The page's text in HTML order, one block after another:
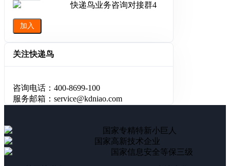
快递鸟业务咨询对接群4
加入
关注快递鸟
咨询电话：400-8699-100
服务邮箱：service@kdniao.com
国家专精特新小巨人
国家高新技术企业
国家信息安全等保三级